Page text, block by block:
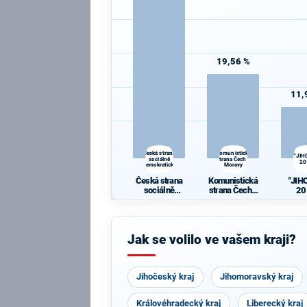
Česká strana
sociálně
demokratická
Česká strana
sociálně
19,56 %
Komunistická
strana Čech a
Moravy
Komunistická
strana Čech a
Jak se volilo ve vašem kraji?
Jihočeský kraj Jihomoravský kraj
Královéhradecký kraj Liberecký kraj